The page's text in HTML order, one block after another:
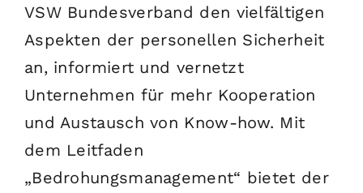
VSW Bundesverband den vielfältigen
Aspekten der personellen Sicherheit
an, informiert und vernetzt
Unternehmen für mehr Kooperation
und Austausch von Know-how. Mit
dem Leitfaden
„Bedrohungsmanagement“ bietet der